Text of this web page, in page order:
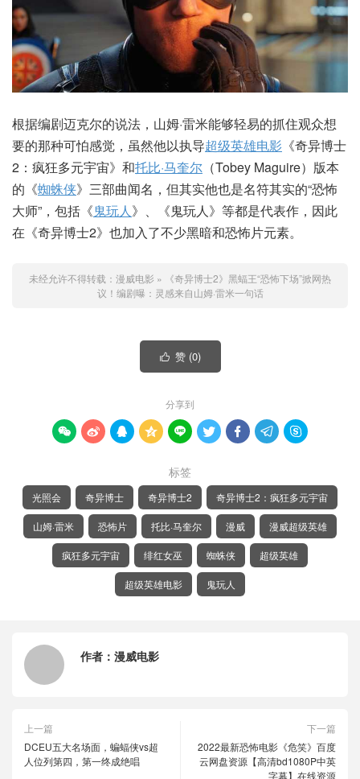
根据编剧迈克尔的说法，山姆·雷米能够轻易的抓住观众想
要的那种可怕感觉，虽然他以执导超级英雄电影 《奇异博士
2：疯狂多元宇宙》和托比·马奎尔 （Tobey Maguire）版本
的《蜘蛛侠》三部曲闻名，但其实他也是名符其实的“恐怖
大师”，包括《鬼玩人》、《鬼玩人》等都是代表作，因此
在《奇异博士2》也加入了不少黑暗和恐怖片元素。
未经允许不得转载： 漫威电影 »
《奇异博士2》黑蝠王“恐怖下场”掀网热
议！编剧曝：灵感来自山姆·雷米一句话
 赞 (0)
分享到
        
标签
光照会 奇异博士 奇异博士2 奇异博士2：疯狂多元宇宙
山姆·雷米 恐怖片 托比·马奎尔 漫威 漫威超级英雄
疯狂多元宇宙 绯红女巫 蜘蛛侠 超级英雄
超级英雄电影 鬼玩人
作者： 漫威电影
上一篇
DCEU五大名场面，蝙蝠侠vs超
人位列第四，第一终成绝唱
下一篇
2022最新恐怖电影《危笑》百度
云网盘资源【高清bd1080P中英
字幕】在线资源